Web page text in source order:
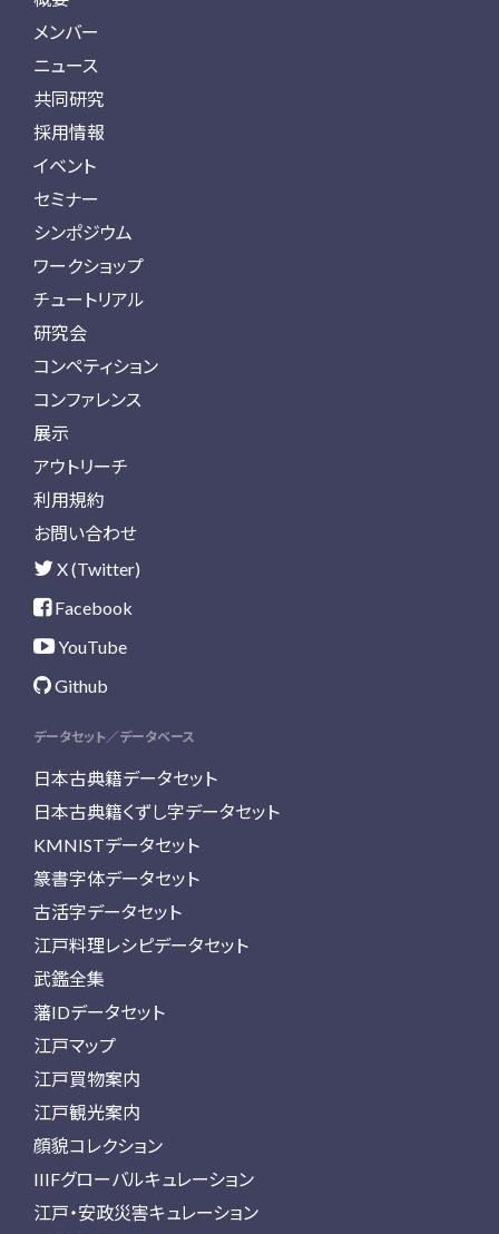
メンバー
ニュース
共同研究
採用情報
イベント
セミナー
シンポジウム
ワークショップ
チュートリアル
研究会
コンペティション
コンファレンス
展示
アウトリーチ
利用規約
お問い合わせ
X (Twitter)
Facebook
YouTube
Github
データセット／データベース
日本古典籍データセット
日本古典籍くずし字データセット
KMNISTデータセット
篆書字体データセット
古活字データセット
江戸料理レシピデータセット
武鑑全集
藩IDデータセット
江戸マップ
江戸買物案内
江戸観光案内
顔貌コレクション
IIIFグローバルキュレーション
江戸・安政災害キュレーション